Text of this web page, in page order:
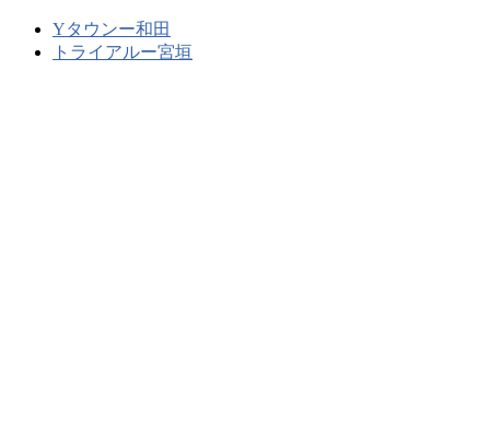
Yタウンー和田
トライアルー宮垣